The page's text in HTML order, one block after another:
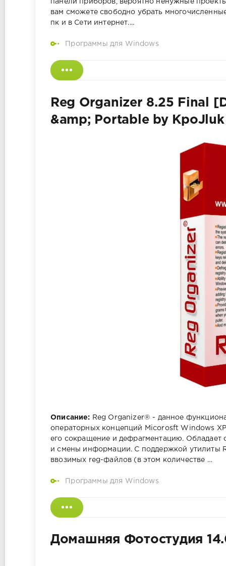
панели приборов, вероятно ненужные
вам сможете свободно убрать
пк и в Сети интернет....
Программы для Windows
Reg Organizer 8.25 Final
&amp; Portable by
Описание: Reg Organizer® - данное
операторных концепций Micorosft Windows
его сокращение и дефрагментацию.
и смены информации. С поддержкой утилиты
ввозимых reg-файлов (в этом количестве …
Программы для Windows
Домашняя Фотостудия